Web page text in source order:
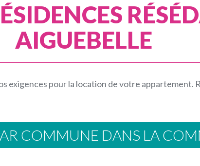
AIGUEBELLE
exigences pour la location de votre appartement.
COMMUNE DANS LA